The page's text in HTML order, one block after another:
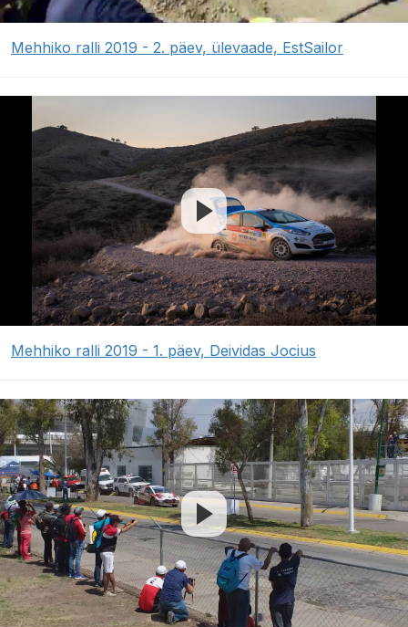
Mehhiko ralli 2019 - 2. päev, ülevaade, EstSailor
Mehhiko ralli 2019 - 1. päev, Deividas Jocius